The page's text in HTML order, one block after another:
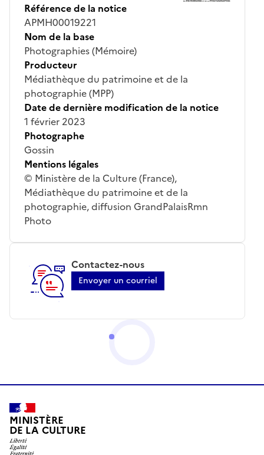
Référence de la notice
APMH00019221
Nom de la base
Photographies (Mémoire)
Producteur
Médiathèque du patrimoine et de la
photographie (MPP)
Date de dernière modification de la notice
1 février 2023
Photographe
Gossin
Mentions légales
© Ministère de la Culture (France),
Médiathèque du patrimoine et de la
photographie, diffusion GrandPalaisRmn
Photo
Contactez-nous
Envoyer un courriel
MINISTÈRE
DE LA CULTURE